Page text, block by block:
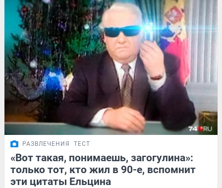
РАЗВЛЕЧЕНИЯ ТЕСТ
«Вот такая, понимаешь, загогулина»:
только тот, кто жил в 90-е, вспомнит
эти цитаты Ельцина